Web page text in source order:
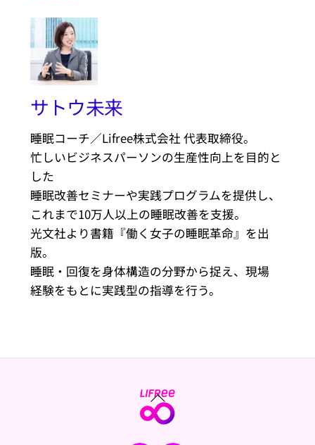
サトウ未来
睡眠コーチ／Lifree株式会社 代表取締役。
忙しいビジネスパーソンの生産性向上を目的と
した
睡眠改善セミナーや実践プログラムを提供し、
これまで10万人以上の睡眠改善を支援。
光文社より書籍『働く女子の睡眠革命』を出
版。
睡眠・回復を身体構造の分野から捉え、現場
経験をもとに実践型の指導を行う。
Back
To